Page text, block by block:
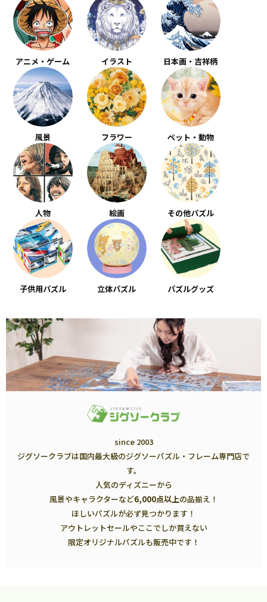
アニメ・ゲーム イラスト 日本画・吉祥柄
風景 フラワー ペット・動物
人物 絵画 その他パズル
子供用パズル 立体パズル パズルグッズ
since 2003
ジグソークラブは国内最大級のジグソーパズル・フレーム専門店で
す。
人気のディズニーから
風景やキャラクターなど6,000点以上の品揃え！
ほしいパズルが必ず見つかります！
アウトレットセールやここでしか買えない
限定オリジナルパズルも販売中です！